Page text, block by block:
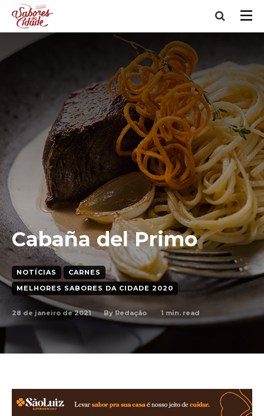
Cabaña del Primo
NOTÍCIAS
CARNES
MELHORES SABORES DA CIDADE 2020
28 de janeiro de 2021 By Redação 1 min. read